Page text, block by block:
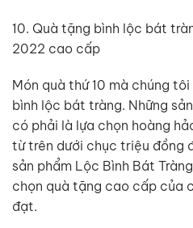
10. Quà tặng bình lộc bát
2022 cao cấp
Món quà thứ 10 mà chúng
bình lộc bát tràng. Những
có phải là lựa chọn hoàng
từ trên dưới chục triệu đồng
sản phẩm Lộc Bình Bát
chọn quà tặng cao cấp của
đạt.